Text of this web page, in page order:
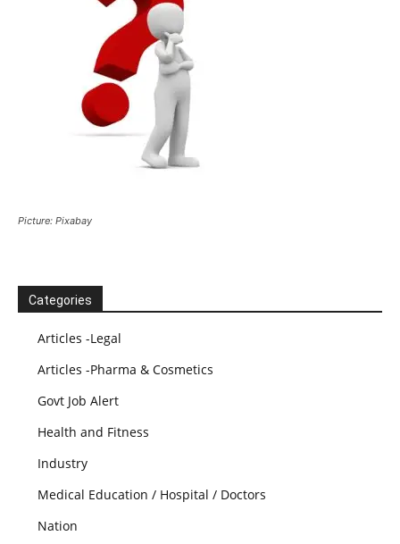
Picture: Pixabay
Categories
Articles -Legal
Articles -Pharma & Cosmetics
Govt Job Alert
Health and Fitness
Industry
Medical Education / Hospital / Doctors
Nation